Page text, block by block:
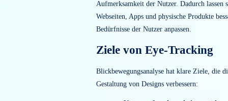
Bereiche sie ignorieren.
ImUX-Designund in der Usability-
analysieren Experten mit Eye-
Aufmerksamkeit der Nutzer.
Webseiten, Apps und physische
Bedürfnisse der Nutzer anpassen.